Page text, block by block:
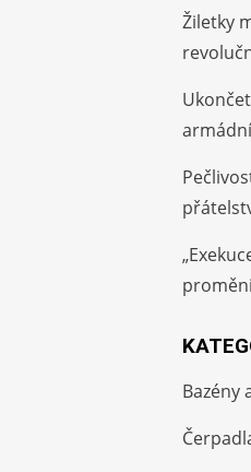
Žiletky
Bazény